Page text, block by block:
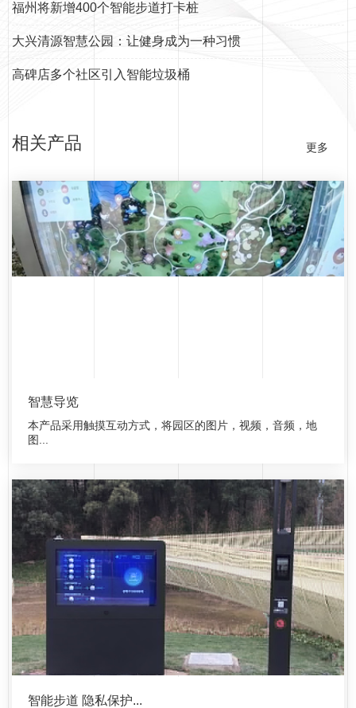
福州将新增400个智能步道打卡桩
大兴清源智慧公园：让健身成为一种习惯
高碑店多个社区引入智能垃圾桶
相关产品 更多
智慧导览
本产品采用触摸互动方式，将园区的图片，视频，音频，地
图...
智能步道 隐私保护...